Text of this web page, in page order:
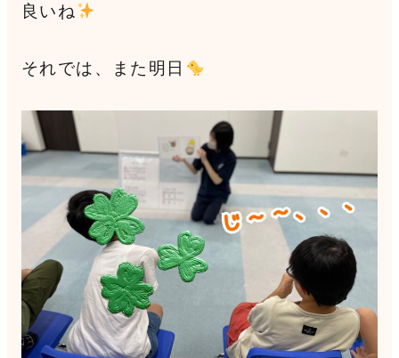
良いね
それでは、また明日